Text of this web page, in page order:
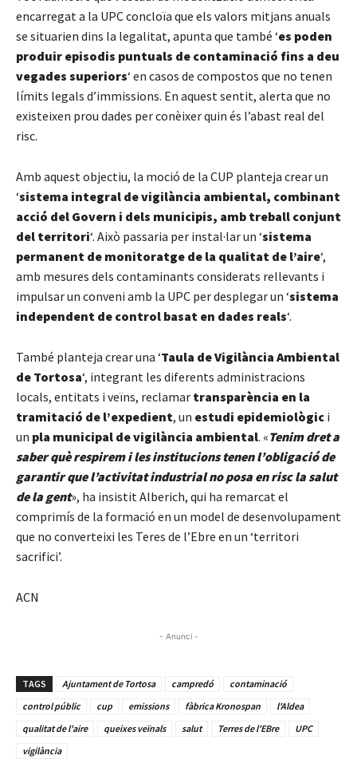
encarregat a la UPC concloïa que els valors mitjans anuals
se situarien dins la legalitat, apunta que també ‘es poden
produir episodis puntuals de contaminació fins a deu
vegades superiors‘ en casos de compostos que no tenen
límits legals d’immissions. En aquest sentit, alerta que no
existeixen prou dades per conèixer quin és l’abast real del
risc.
Amb aquest objectiu, la moció de la CUP planteja crear un
‘sistema integral de vigilància ambiental, combinant
acció del Govern i dels municipis, amb treball conjunt
del territori‘. Això passaria per instal·lar un ‘sistema
permanent de monitoratge de la qualitat de l’aire‘,
amb mesures dels contaminants considerats rellevants i
impulsar un conveni amb la UPC per desplegar un ‘sistema
independent de control basat en dades reals‘.
També planteja crear una ‘Taula de Vigilància Ambiental
de Tortosa‘, integrant les diferents administracions
locals, entitats i veïns, reclamar transparència en la
tramitació de l’expedient, un estudi epidemiològic i
un pla municipal de vigilància ambiental. «Tenim dret a
saber què respirem i les institucions tenen l’obligació de
garantir que l’activitat industrial no posa en risc la salut
de la gent», ha insistit Alberich, qui ha remarcat el
comprimís de la formació en un model de desenvolupament
que no converteixi les Teres de l’Ebre en un ‘territori
sacrifici’.
ACN
- Anunci -
TAGS Ajuntament de Tortosa campredó
contaminació
control públic
cup emissions fàbrica Kronospan
l'Aldea
qualitat de l'aire
queixes veïnals salut Terres de l'EBre
UPC
vigilància